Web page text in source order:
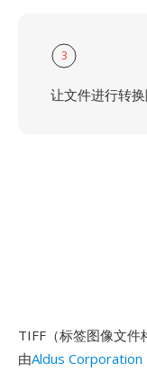
3
让文件进行转
TIFF（标签图像文
由Aldus Corporation